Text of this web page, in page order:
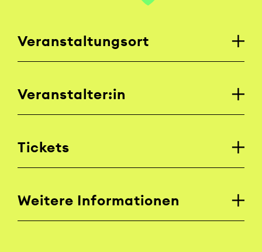
Veranstaltungsort
Veranstalter:in
Tickets
Weitere Informationen